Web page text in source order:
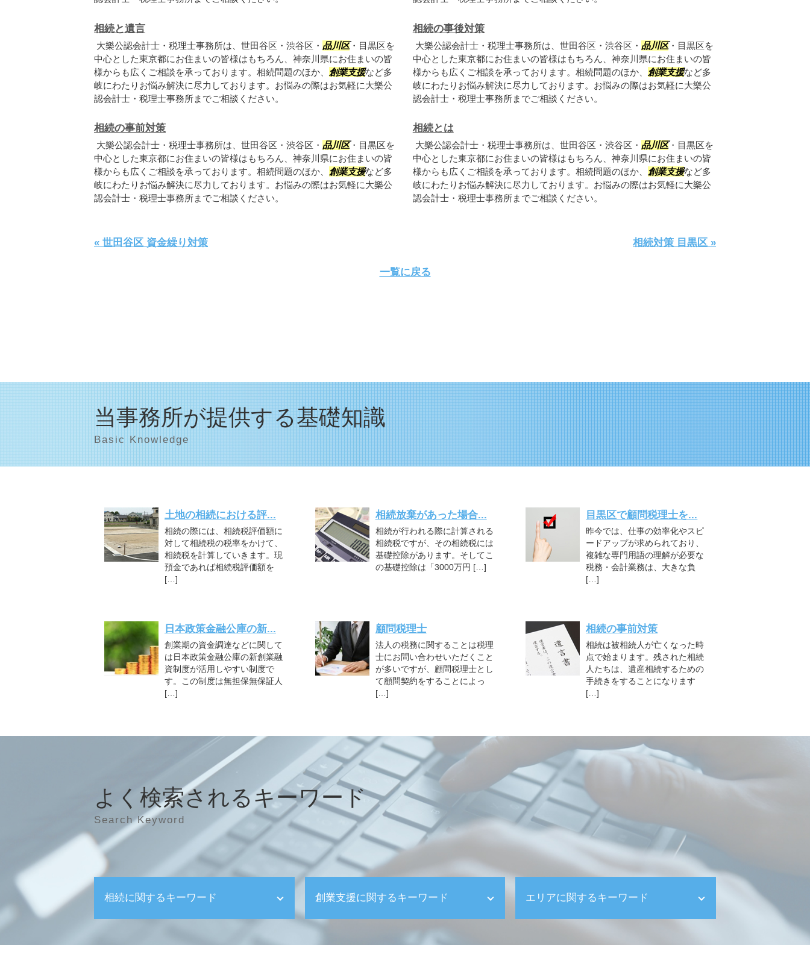
相続と遺言
大樂公認会計士・税理士事務所は、世田谷区・渋谷区・ 品川区・目黒区を
中心とした東京都にお住まいの皆様はもちろん、神奈川県にお住まいの皆
様からも広くご相談を承っております。相続問題のほか、 創業支援など多
岐にわたりお悩み解決に尽力しております。お悩みの際はお気軽に大樂公
認会計士・税理士事務所までご相談ください。
相続の事後対策
大樂公認会計士・税理士事務所は、世田谷区・渋谷区・ 品川区・目黒区を
中心とした東京都にお住まいの皆様はもちろん、神奈川県にお住まいの皆
様からも広くご相談を承っております。相続問題のほか、 創業支援など多
岐にわたりお悩み解決に尽力しております。お悩みの際はお気軽に大樂公
認会計士・税理士事務所までご相談ください。
相続の事前対策
大樂公認会計士・税理士事務所は、世田谷区・渋谷区・ 品川区・目黒区を
中心とした東京都にお住まいの皆様はもちろん、神奈川県にお住まいの皆
様からも広くご相談を承っております。相続問題のほか、 創業支援など多
岐にわたりお悩み解決に尽力しております。お悩みの際はお気軽に大樂公
認会計士・税理士事務所までご相談ください。
相続とは
大樂公認会計士・税理士事務所は、世田谷区・渋谷区・ 品川区・目黒区を
中心とした東京都にお住まいの皆様はもちろん、神奈川県にお住まいの皆
様からも広くご相談を承っております。相続問題のほか、 創業支援など多
岐にわたりお悩み解決に尽力しております。お悩みの際はお気軽に大樂公
認会計士・税理士事務所までご相談ください。
« 世田谷区 資金繰り対策 相続対策 目黒区 »
一覧に戻る
当事務所が提供する基礎知識
Basic Knowledge
土地の相続における評...
相続の際には、相続税評価額に
対して相続税の税率をかけて、
相続税を計算していきます。現
預金であれば相続税評価額を
[…]
相続放棄があった場合...
相続が行われる際に計算される
相続税ですが、その相続税には
基礎控除があります。そしてこ
の基礎控除は「3000万円 […]
目黒区で顧問税理士を...
昨今では、仕事の効率化やスピ
ードアップが求められており、
複雑な専門用語の理解が必要な
税務・会計業務は、大きな負
[…]
日本政策金融公庫の新...
創業期の資金調達などに関して
は日本政策金融公庫の新創業融
資制度が活用しやすい制度で
す。この制度は無担保無保証人
[…]
顧問税理士
法人の税務に関することは税理
士にお問い合わせいただくこと
が多いですが、顧問税理士とし
て顧問契約をすることによっ
[…]
相続の事前対策
相続は被相続人が亡くなった時
点で始まります。残された相続
人たちは、遺産相続するための
手続きをすることになります
[…]
よく検索されるキーワード
Search Keyword
相続に関するキーワード 創業支援に関するキーワード エリアに関するキーワード